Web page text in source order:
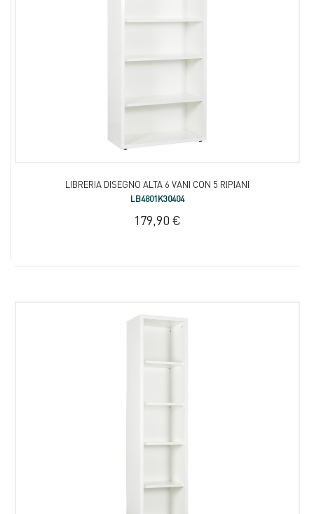
LIBRERIA DISEGNO ALTA 6 VANI CON 5 RIPIANI
LB4801K30404
179,90 €